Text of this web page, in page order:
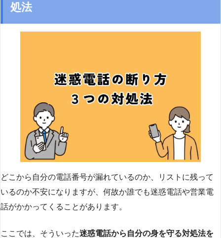
処法
どこから自分の電話番号が漏れているのか、リストに残って
いるのか不安になりますが、何故か誰でも迷惑電話や営業電
話がかかってくることがあります。
ここでは、そういった迷惑電話から自分の身を守る対処法を